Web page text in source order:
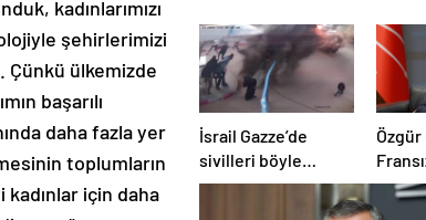
şehirlerimizi
Çünkü ülkemizde
başarılı
daha fazla yer
toplumların
kadınlar için daha
İsrail Gazze’de
sivilleri böyle
vurdu… En az 80
kişi hayatını
Özgür